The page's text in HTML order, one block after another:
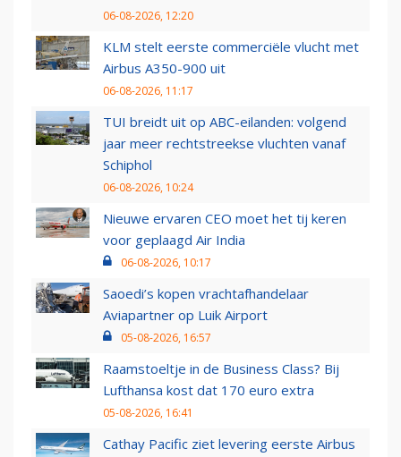
06-08-2026, 12:20
KLM stelt eerste commerciële vlucht met
Airbus A350-900 uit
06-08-2026, 11:17
TUI breidt uit op ABC-eilanden: volgend
jaar meer rechtstreekse vluchten vanaf
Schiphol
06-08-2026, 10:24
Nieuwe ervaren CEO moet het tij keren
voor geplaagd Air India
06-08-2026, 10:17
Saoedi’s kopen vrachtafhandelaar
Aviapartner op Luik Airport
05-08-2026, 16:57
Raamstoeltje in de Business Class? Bij
Lufthansa kost dat 170 euro extra
05-08-2026, 16:41
Cathay Pacific ziet levering eerste Airbus